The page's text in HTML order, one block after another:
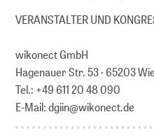
VERANSTALTER UND
wikonect GmbH
Hagenauer Str. 53 · 65203
Tel.: +49 611 20 48 090
E-Mail: dgiin@wikonect.de